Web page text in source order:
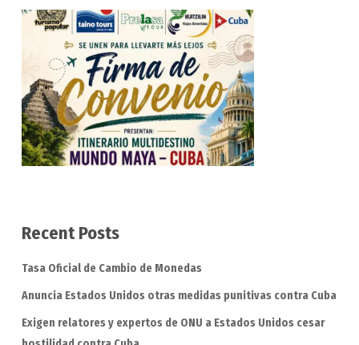
Recent Posts
Tasa Oficial de Cambio de Monedas
Anuncia Estados Unidos otras medidas punitivas contra Cuba
Exigen relatores y expertos de ONU a Estados Unidos cesar